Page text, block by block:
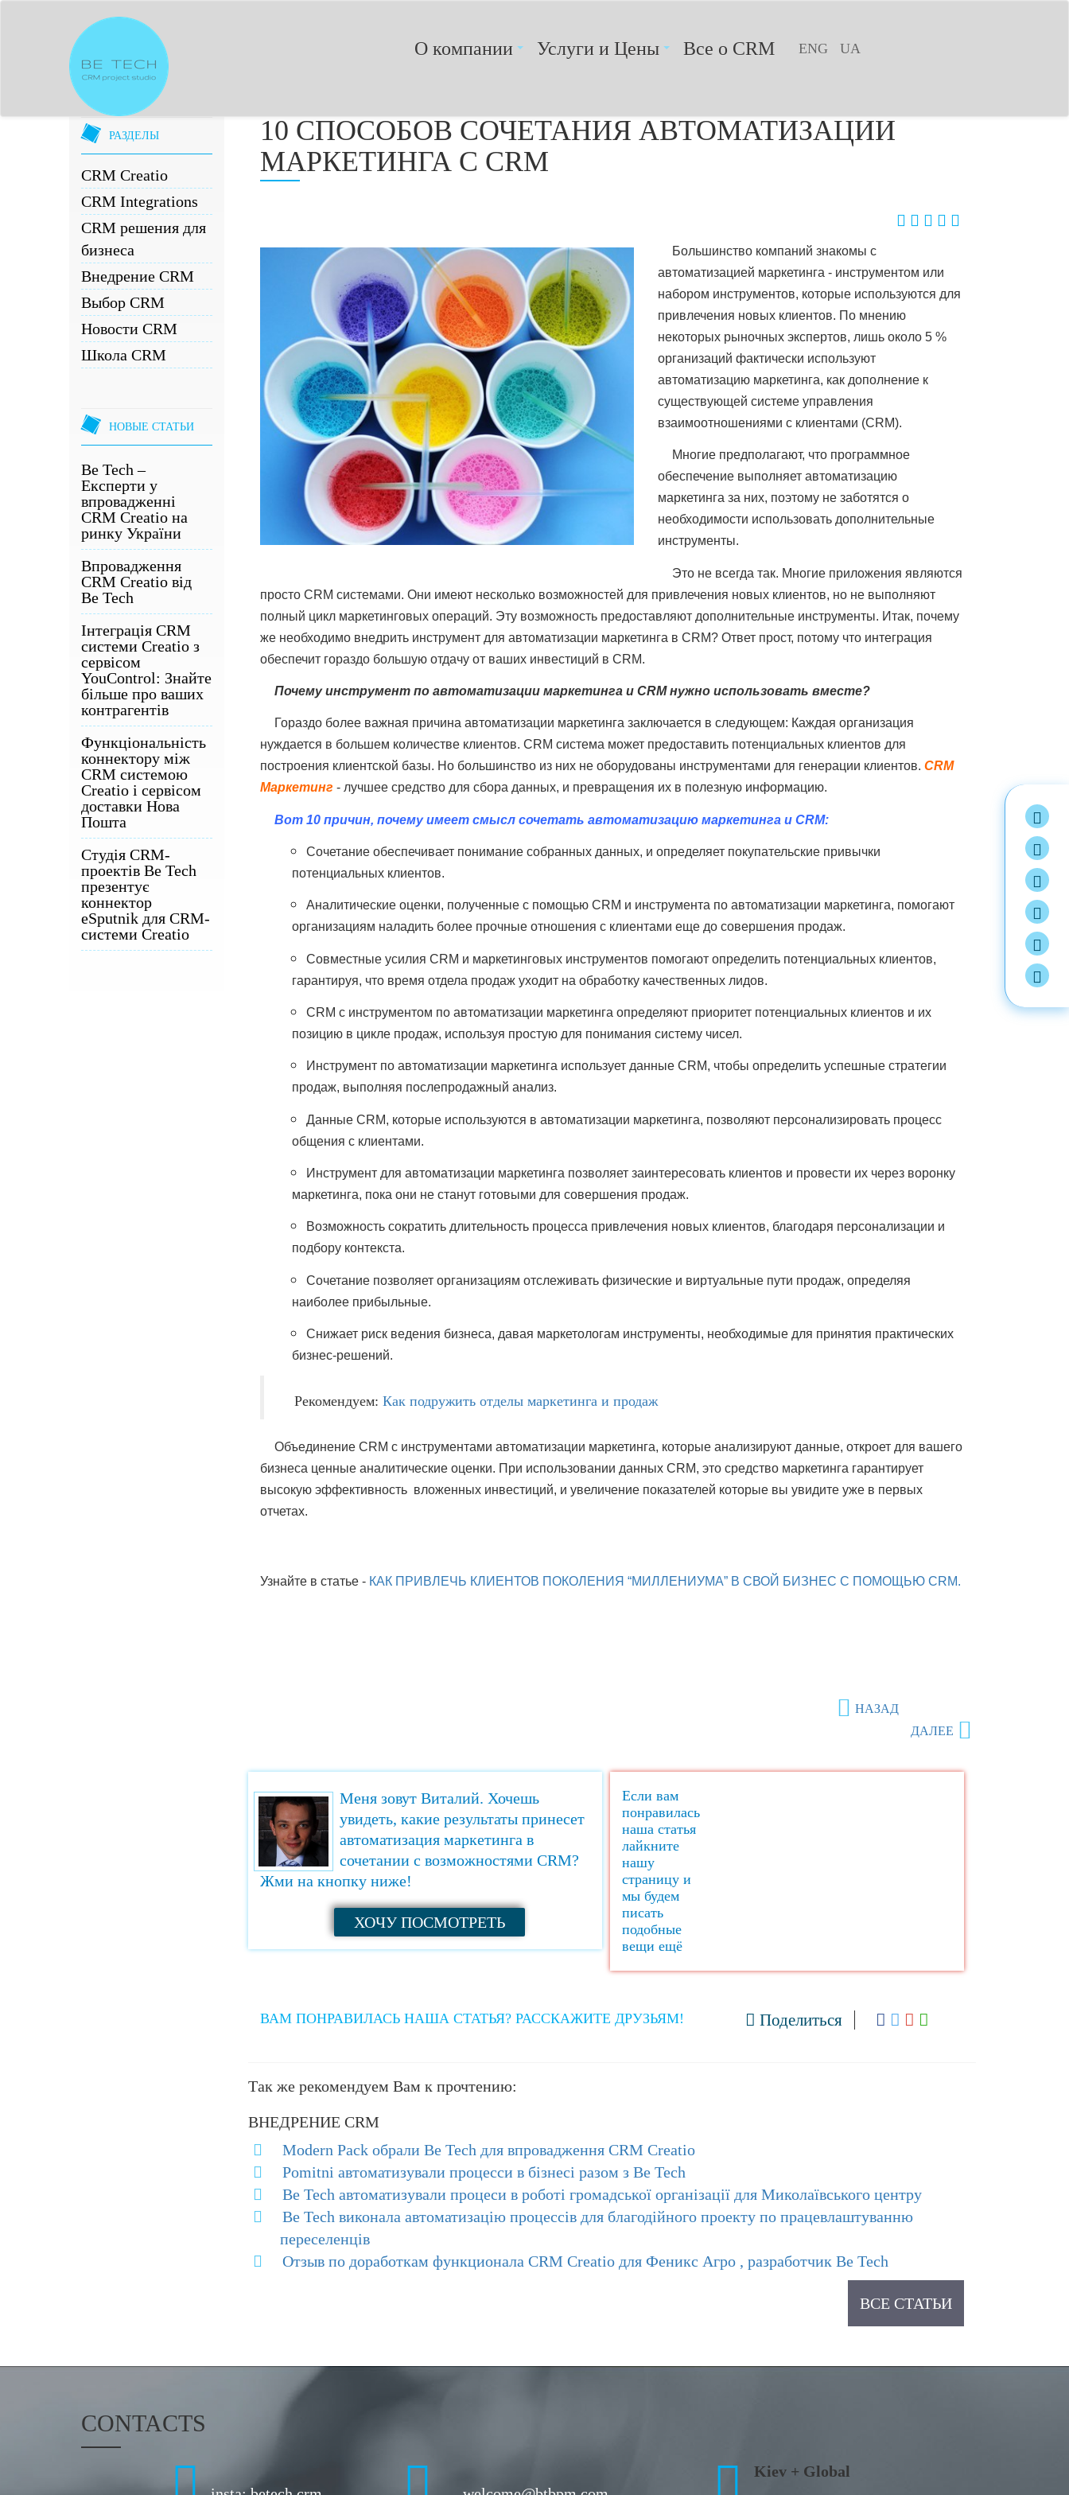
О компании Услуги и Цены Все о CRM ENG UA
РАЗДЕЛЫ
CRM Creatio
CRM Integrations
CRM решения для
бизнеса
Внедрение CRM
Выбор CRM
Новости CRM
Школа CRM
НОВЫЕ СТАТЬИ
Be Tech –
Експерти у
впровадженні
CRM Creatio на
ринку України
Впровадження
CRM Creatio від
Be Tech
Інтеграція CRM
системи Creatio з
сервісом
YouControl: Знайте
більше про ваших
контрагентів
Функціональність
коннектору між
CRM системою
Creatio і сервісом
доставки Нова
Пошта
Студія CRM-
проектів Be Tech
презентує
коннектор
eSputnik для CRM-
системи Creatio
10 СПОСОБОВ СОЧЕТАНИЯ АВТОМАТИЗАЦИИ
МАРКЕТИНГА С CRM
Большинство компаний знакомы с
автоматизацией маркетинга - инструментом или
набором инструментов, которые используются для
привлечения новых клиентов. По мнению
некоторых рыночных экспертов, лишь около 5 %
организаций фактически используют
автоматизацию маркетинга, как дополнение к
существующей системе управления
взаимоотношениями с клиентами (CRM).
Многие предполагают, что программное
обеспечение выполняет автоматизацию
маркетинга за них, поэтому не заботятся о
необходимости использовать дополнительные
инструменты.
Это не всегда так. Многие приложения являются
просто CRM системами. Они имеют несколько возможностей для привлечения новых клиентов, но не выполняют
полный цикл маркетинговых операций. Эту возможность предоставляют дополнительные инструменты. Итак, почему
же необходимо внедрить инструмент для автоматизации маркетинга в CRM? Ответ прост, потому что интеграция
обеспечит гораздо большую отдачу от ваших инвестиций в CRM.
Почему инструмент по автоматизации маркетинга и CRM нужно использовать вместе?
Гораздо более важная причина автоматизации маркетинга заключается в следующем: Каждая организация
нуждается в большем количестве клиентов. CRM система может предоставить потенциальных клиентов для
построения клиентской базы. Но большинство из них не оборудованы инструментами для генерации клиентов. CRM
Маркетинг - лучшее средство для сбора данных, и превращения их в полезную информацию.
Вот 10 причин, почему имеет смысл сочетать автоматизацию маркетинга и CRM:
Сочетание обеспечивает понимание собранных данных, и определяет покупательские привычки
потенциальных клиентов.
Аналитические оценки, полученные с помощью CRM и инструмента по автоматизации маркетинга, помогают
организациям наладить более прочные отношения с клиентами еще до совершения продаж.
Совместные усилия CRM и маркетинговых инструментов помогают определить потенциальных клиентов,
гарантируя, что время отдела продаж уходит на обработку качественных лидов.
CRM с инструментом по автоматизации маркетинга определяют приоритет потенциальных клиентов и их
позицию в цикле продаж, используя простую для понимания систему чисел.
Инструмент по автоматизации маркетинга использует данные CRM, чтобы определить успешные стратегии
продаж, выполняя послепродажный анализ.
Данные CRM, которые используются в автоматизации маркетинга, позволяют персонализировать процесс
общения с клиентами.
Инструмент для автоматизации маркетинга позволяет заинтересовать клиентов и провести их через воронку
маркетинга, пока они не станут готовыми для совершения продаж.
Возможность сократить длительность процесса привлечения новых клиентов, благодаря персонализации и
подбору контекста.
Сочетание позволяет организациям отслеживать физические и виртуальные пути продаж, определяя
наиболее прибыльные.
Снижает риск ведения бизнеса, давая маркетологам инструменты, необходимые для принятия практических
бизнес-решений.
Рекомендуем: Как подружить отделы маркетинга и продаж
Объединение CRM с инструментами автоматизации маркетинга, которые анализируют данные, откроет для вашего
бизнеса ценные аналитические оценки. При использовании данных CRM, это средство маркетинга гарантирует
высокую эффективность  вложенных инвестиций, и увеличение показателей которые вы увидите уже в первых
отчетах.
Узнайте в статье - КАК ПРИВЛЕЧЬ КЛИЕНТОВ ПОКОЛЕНИЯ “МИЛЛЕНИУМА” В СВОЙ БИЗНЕС С ПОМОЩЬЮ CRM.
НАЗАД
ДАЛЕЕ
Меня зовут Виталий. Хочешь
увидеть, какие результаты принесет
автоматизация маркетинга в
сочетании с возможностями CRM?
Жми на кнопку ниже!
ХОЧУ ПОСМОТРЕТЬ
Если вам
понравилась
наша статья
лайкните
нашу
страницу и
мы будем
писать
подобные
вещи ещё
ВАМ ПОНРАВИЛАСЬ НАША СТАТЬЯ? РАССКАЖИТЕ ДРУЗЬЯМ! Поделиться
Так же рекомендуем Вам к прочтению:
ВНЕДРЕНИЕ CRM
Modern Pack обрали Be Tech для впровадження CRM Creatio
Pomitni автоматизували процесси в бізнесі разом з Be Tech
Be Tech автоматизували процеси в роботі громадської організації для Миколаївського центру
Be Tech виконала автоматизацію процессів для благодійного проекту по працевлаштуванню
переселенців
Отзыв по доработкам функционала CRM Creatio для Феникс Агро , разработчик Be Tech
ВСЕ СТАТЬИ
CONTACTS
Kiev + Global